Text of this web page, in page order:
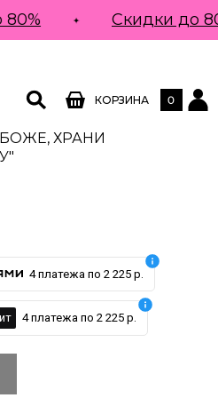
КОРЗИНА 0
Скидки до
ХРАНИ
4 платежа по 2 225 р.
4 платежа по 2 225 р.